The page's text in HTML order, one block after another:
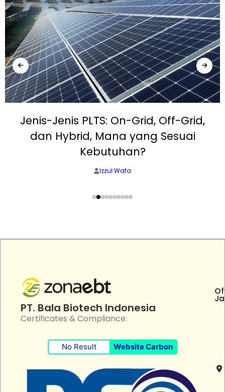
Jenis-Jenis PLTS: On-Grid, Off-Grid,
dan Hybrid, Mana yang Sesuai
Kebutuhan?
Izzul Wafa
PT. Bala Biotech Indonesia
Certificates & Compliance:
No Result Website Carbon